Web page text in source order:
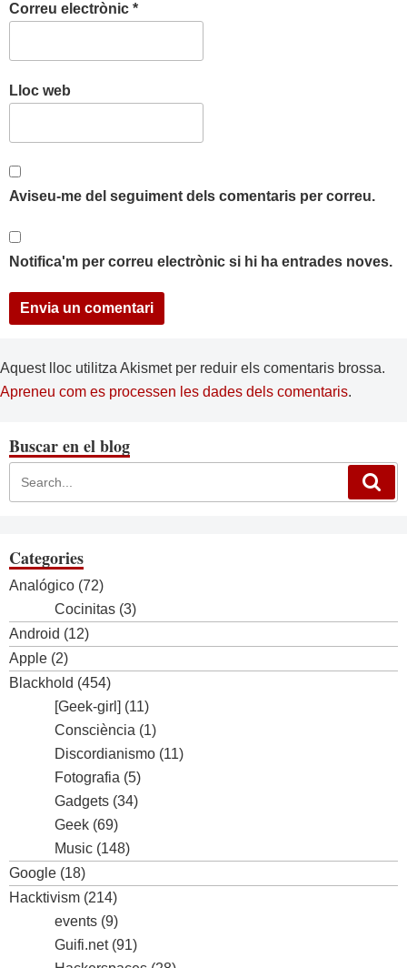
Correu electrònic *
Lloc web
Aviseu-me del seguiment dels comentaris per correu.
Notifica'm per correu electrònic si hi ha entrades noves.
Aquest lloc utilitza Akismet per reduir els comentaris brossa.
Apreneu com es processen les dades dels comentaris.
Buscar en el blog
Categories
Analógico (72)
Cocinitas (3)
Android (12)
Apple (2)
Blackhold (454)
[Geek-girl] (11)
Consciència (1)
Discordianismo (11)
Fotografia (5)
Gadgets (34)
Geek (69)
Music (148)
Google (18)
Hacktivism (214)
events (9)
Guifi.net(91)